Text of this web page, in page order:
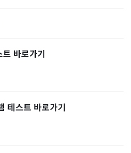
바로가기
테스트 바로가기